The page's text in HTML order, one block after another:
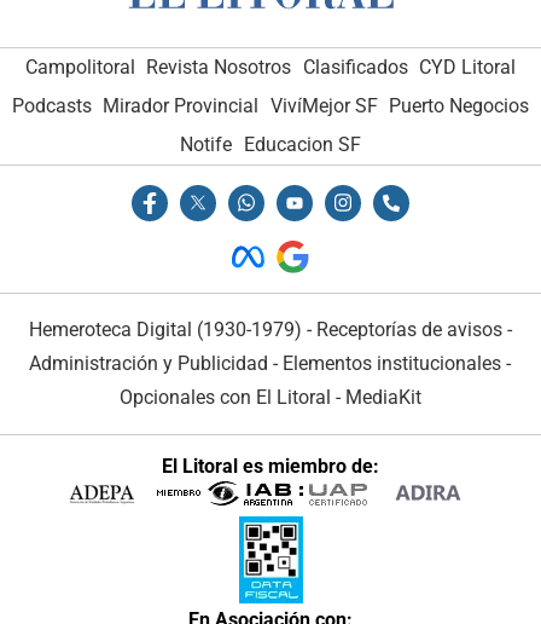
Campolitoral Revista Nosotros Clasificados CYD Litoral
Podcasts Mirador Provincial VivíMejor SF Puerto Negocios
Notife Educacion SF
Hemeroteca Digital (1930-1979) - Receptorías de avisos -
Administración y Publicidad - Elementos institucionales -
Opcionales con El Litoral - MediaKit
El Litoral es miembro de: